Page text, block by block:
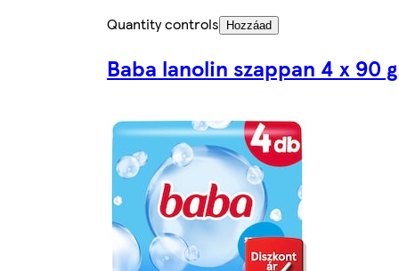
Quantity controls
Hozzáad
Baba lanolin szappan 4 x 90 g